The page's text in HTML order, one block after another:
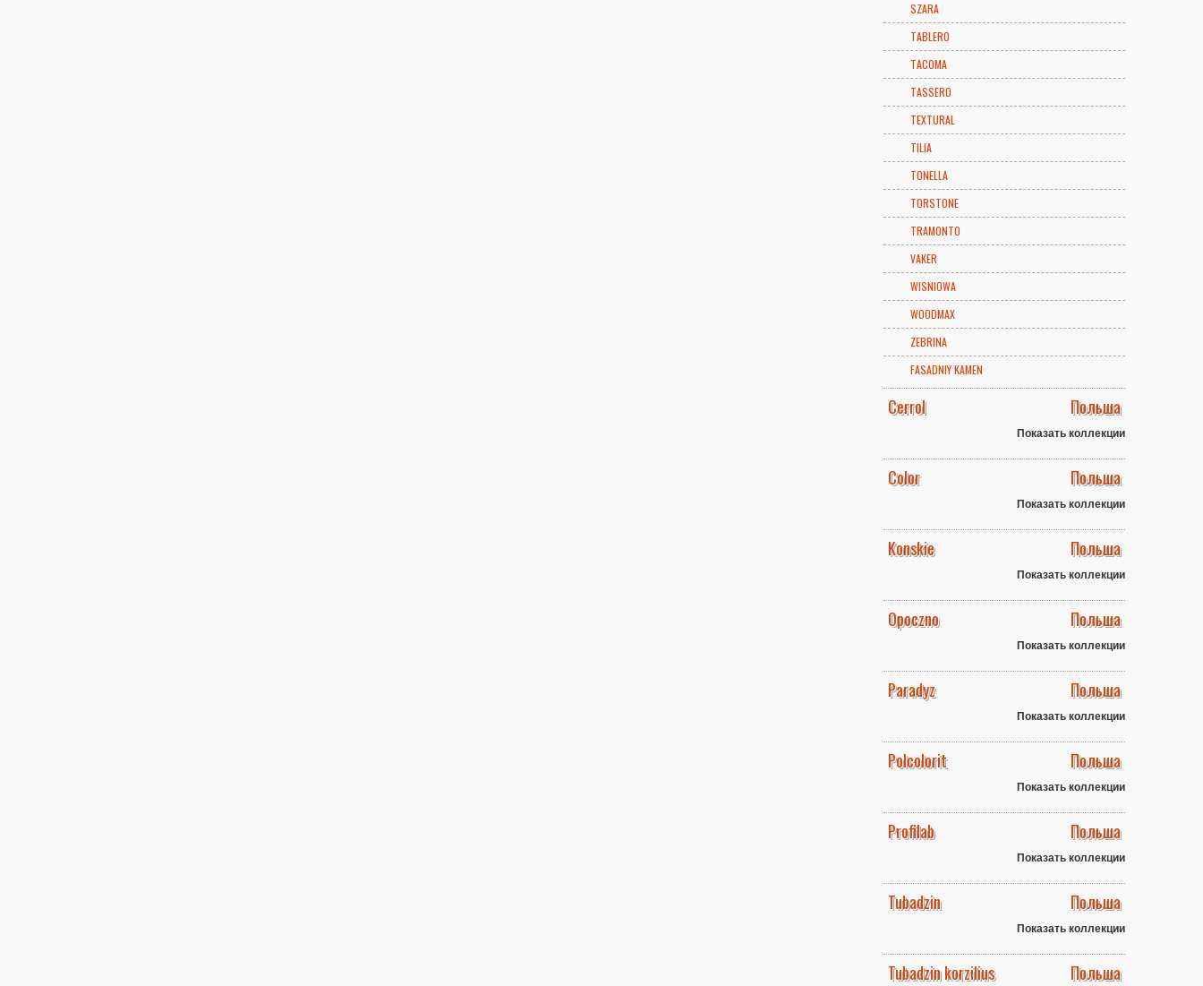
SZARA
TABLERO
TACOMA
TASSERO
TEXTURAL
TILIA
TONELLA
TORSTONE
TRAMONTO
VAKER
WISNIOWA
WOODMAX
ZEBRINA
FASADNIY KAMEN
Cerrol Польша
Показать коллекции
Color Польша
Показать коллекции
Konskie Польша
Показать коллекции
Opoczno Польша
Показать коллекции
Paradyz Польша
Показать коллекции
Polcolorit Польша
Показать коллекции
Profilab Польша
Показать коллекции
Tubadzin Польша
Показать коллекции
Tubadzin korzilius Польша